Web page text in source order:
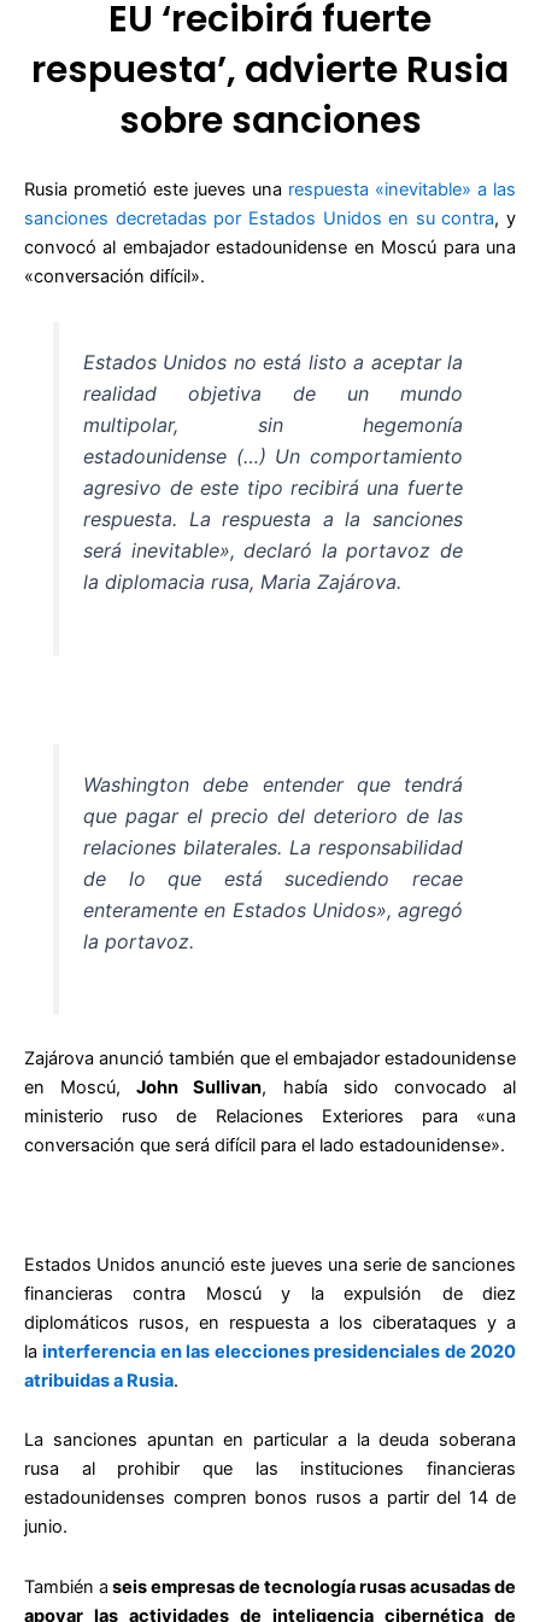
EU ‘recibirá fuerte
respuesta’, advierte Rusia
sobre sanciones
Rusia prometió este jueves una respuesta «inevitable» a las
sanciones decretadas por Estados Unidos en su contra, y
convocó al embajador estadounidense en Moscú para una
«conversación difícil».
Estados Unidos no está listo a aceptar la
realidad objetiva de un mundo
multipolar, sin hegemonía
estadounidense (…) Un comportamiento
agresivo de este tipo recibirá una fuerte
respuesta. La respuesta a la sanciones
será inevitable», declaró la portavoz de
la diplomacia rusa, Maria Zajárova.
Washington debe entender que tendrá
que pagar el precio del deterioro de las
relaciones bilaterales. La responsabilidad
de lo que está sucediendo recae
enteramente en Estados Unidos», agregó
la portavoz.
Zajárova anunció también que el embajador estadounidense
en Moscú,John Sullivan, había sido convocado al
ministerio ruso de Relaciones Exteriores para «una
conversación que será difícil para el lado estadounidense».
Estados Unidos anunció este jueves una serie de sanciones
financieras contra Moscú y la expulsión de diez
diplomáticos rusos, en respuesta a los ciberataques y a
lainterferencia en las elecciones presidenciales de 2020
atribuidas a Rusia.
La sanciones apuntan en particular a la deuda soberana
rusa al prohibir que las instituciones financieras
estadounidenses compren bonos rusos a partir del 14 de
junio.
También a seis empresas de tecnología rusas acusadas de
apoyar las actividades de inteligencia cibernética de